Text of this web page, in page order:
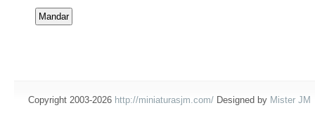
Copyright 2003-2026 http://miniaturasjm.com/ Designed by Mister JM